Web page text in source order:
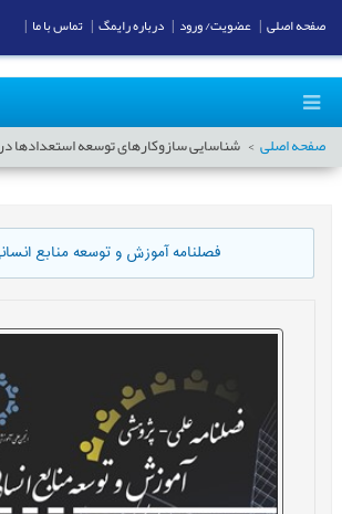
صفحه اصلی شناسایی سازوکارهای توسعه استعدادها
فصلنامه آموزش و توسعه منابع
صفحه اصلی عضویت/ ورود درباره رایمگ تماس با ما